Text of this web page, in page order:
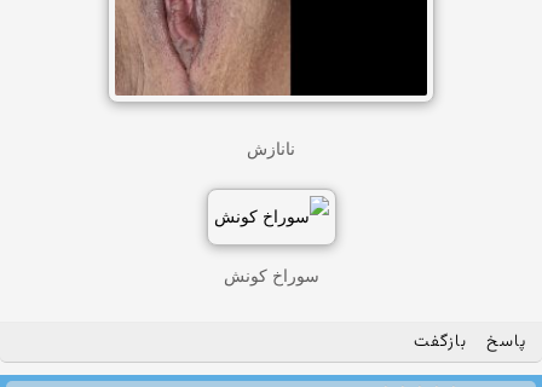
نانازش
سوراخ کونش
پاسخ بازگفت